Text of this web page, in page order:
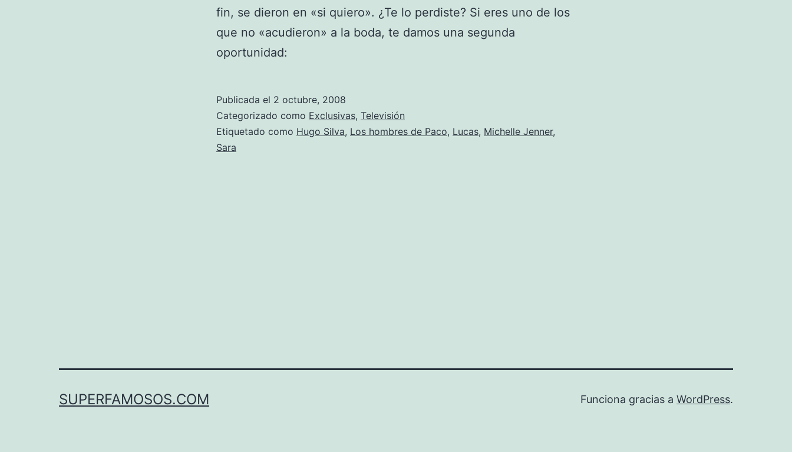
fin, se dieron en «si quiero». ¿Te lo perdiste? Si eres uno de los
que no «acudieron» a la boda, te damos una segunda
oportunidad:
Publicada el 2 octubre, 2008
Categorizado como Exclusivas, Televisión
Etiquetado como Hugo Silva, Los hombres de Paco, Lucas, Michelle Jenner,
Sara
SUPERFAMOSOS.COM Funciona gracias a WordPress.